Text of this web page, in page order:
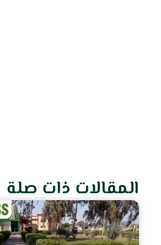
المقالات ذات صلة